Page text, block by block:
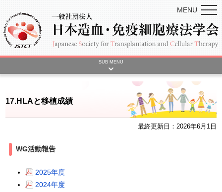
MENU
SUB MENU
17.HLAと移植成績
最終更新日：2026年6月1日
WG活動報告
2025年度
2024年度